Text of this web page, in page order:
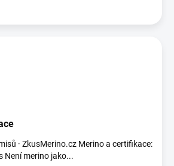
· ZkusMerino.cz Merino a certifikace:
Není merino jako...